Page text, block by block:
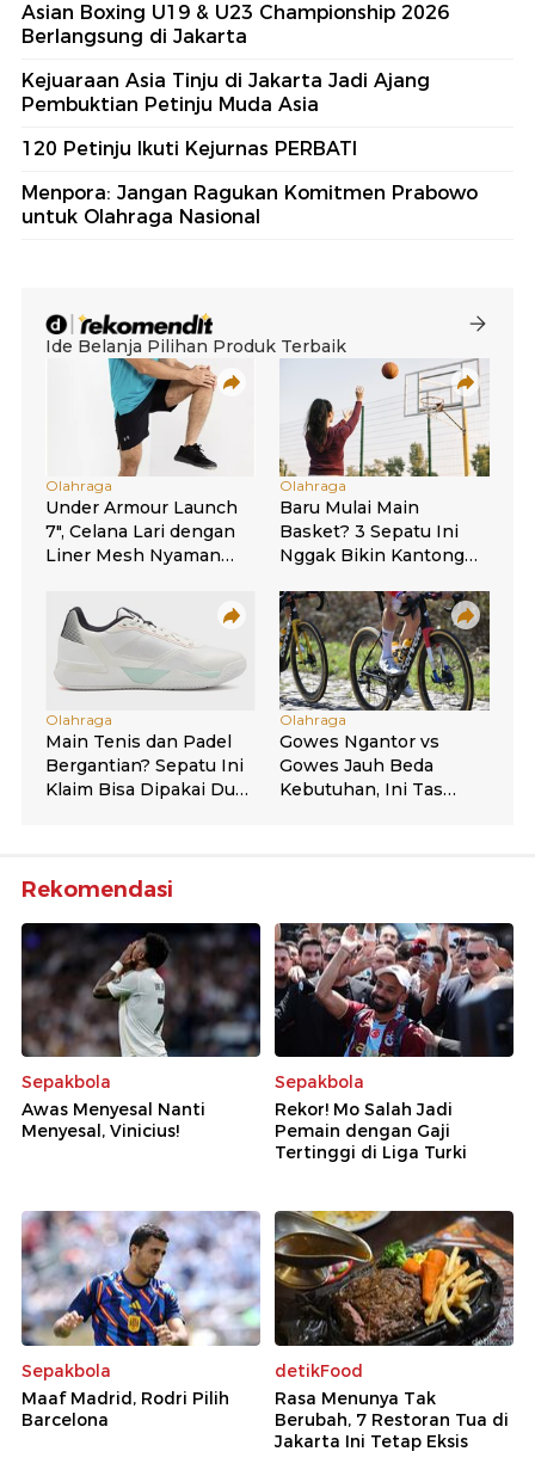
Asian Boxing U19 & U23 Championship 2026
Berlangsung di Jakarta
Kejuaraan Asia Tinju di Jakarta Jadi Ajang
Pembuktian Petinju Muda Asia
120 Petinju Ikuti Kejurnas PERBATI
Menpora: Jangan Ragukan Komitmen Prabowo
untuk Olahraga Nasional
Rekomendasi
Sepakbola
Awas Menyesal Nanti
Menyesal, Vinicius!
Sepakbola
Rekor! Mo Salah Jadi
Pemain dengan Gaji
Tertinggi di Liga Turki
Sepakbola
Maaf Madrid, Rodri Pilih
Barcelona
detikFood
Rasa Menunya Tak
Berubah, 7 Restoran Tua di
Jakarta Ini Tetap Eksis